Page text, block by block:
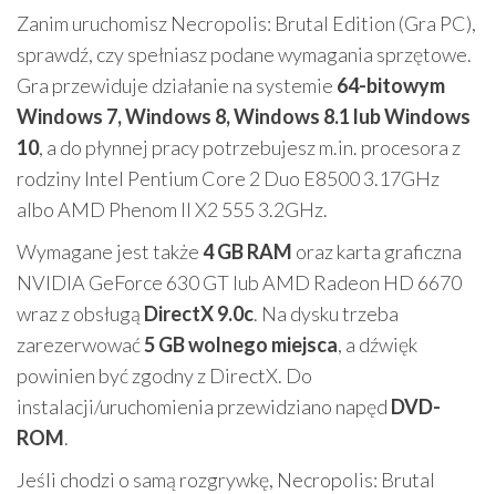
Zanim uruchomisz Necropolis: Brutal Edition (Gra PC),
sprawdź, czy spełniasz podane wymagania sprzętowe.
Gra przewiduje działanie na systemie 64-bitowym
Windows 7, Windows 8, Windows 8.1 lub Windows
10, a do płynnej pracy potrzebujesz m.in. procesora z
rodziny Intel Pentium Core 2 Duo E8500 3.17GHz
albo AMD Phenom II X2 555 3.2GHz.
Wymagane jest także4 GB RAM oraz karta graficzna
NVIDIA GeForce 630 GT lub AMD Radeon HD 6670
wraz z obsługą DirectX 9.0c. Na dysku trzeba
zarezerwować5 GB wolnego miejsca, a dźwięk
powinien być zgodny z DirectX. Do
instalacji/uruchomienia przewidziano napęd DVD-
ROM.
Jeśli chodzi o samą rozgrywkę, Necropolis: Brutal